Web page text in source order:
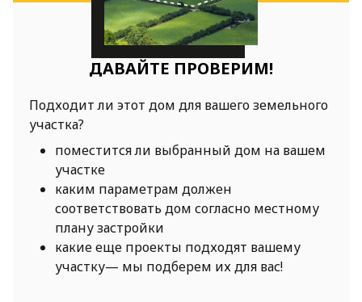
ДАВАЙТЕ ПРОВЕРИМ!
Подходит ли этот дом для вашего земельного
участка?
поместится ли выбранный дом на вашем
участке
каким параметрам должен
соответствовать дом согласно местному
плану застройки
какие еще проекты подходят вашему
участку— мы подберем их для вас!